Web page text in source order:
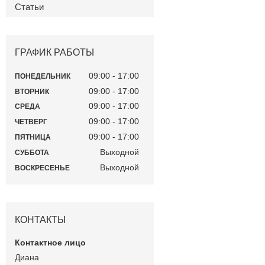
Статьи
ГРАФИК РАБОТЫ
ПОНЕДЕЛЬНИК 09:00 17:00
ВТОРНИК 09:00 17:00
СРЕДА 09:00 17:00
ЧЕТВЕРГ 09:00 17:00
ПЯТНИЦА 09:00 17:00
СУББОТА Выходной
ВОСКРЕСЕНЬЕ Выходной
КОНТАКТЫ
Диана